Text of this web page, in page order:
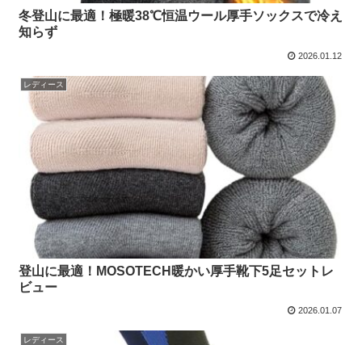
冬登山に最適！極暖38℃恒温ウール厚手ソックスで冷え
知らず
2026.01.12
レディース
登山に最適！MOSOTECH暖かい厚手靴下5足セットレ
ビュー
2026.01.07
レディース